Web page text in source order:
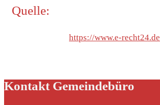
Quelle:
https://www.e-recht24.de
Kontakt Gemeindebüro